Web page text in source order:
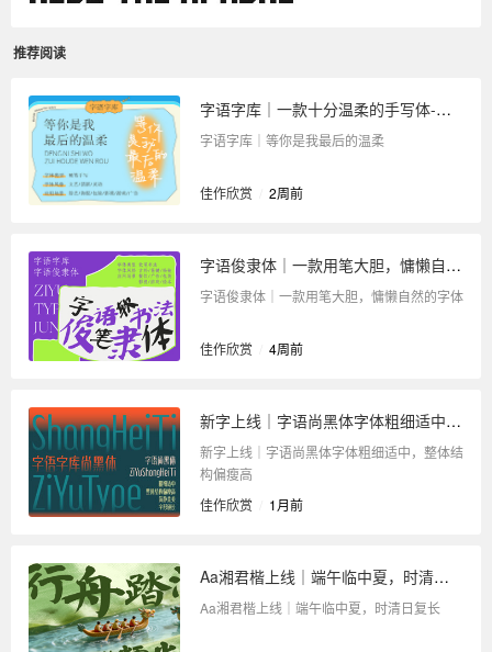
推荐阅读
字语字库｜一款十分温柔的手写体-等你是我最后的温柔
字语字库｜等你是我最后的温柔
佳作欣赏 2周前
字语俊隶体｜一款用笔大胆，慵懒自然的字体
字语俊隶体｜一款用笔大胆，慵懒自然的字体
佳作欣赏 4周前
新字上线｜字语尚黑体字体粗细适中，整体结构偏瘦高
新字上线｜字语尚黑体字体粗细适中，整体结
构偏瘦高
佳作欣赏
1月前
Aa湘君楷上线｜端午临中夏，时清日复长
Aa湘君楷上线｜端午临中夏，时清日复长